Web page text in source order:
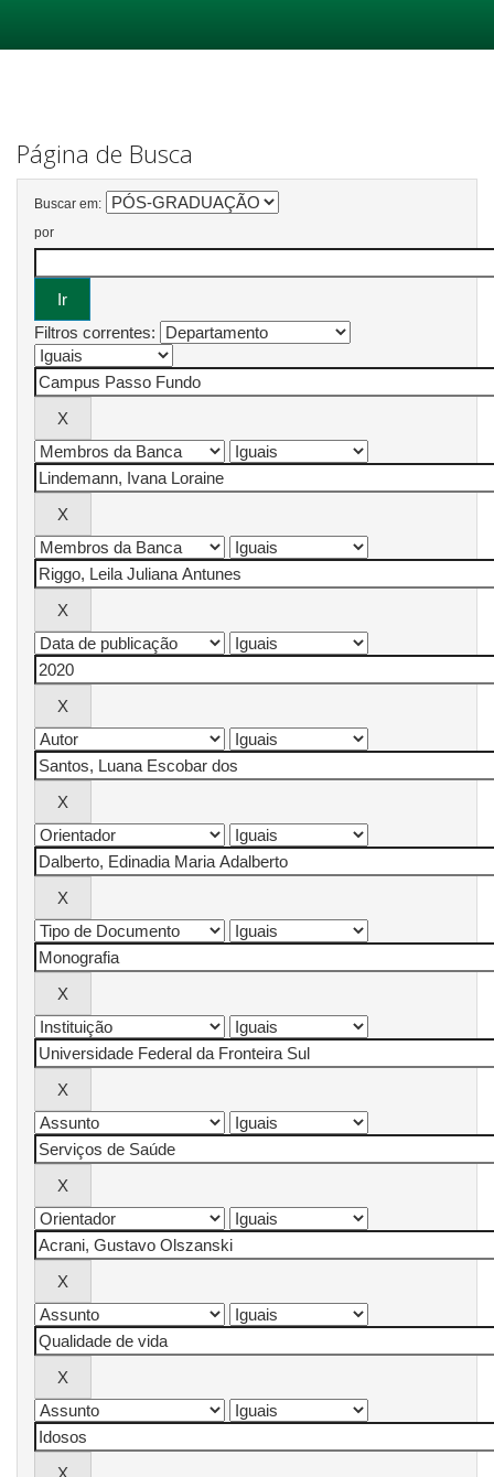
Página de Busca
Buscar em:
por
Filtros correntes: